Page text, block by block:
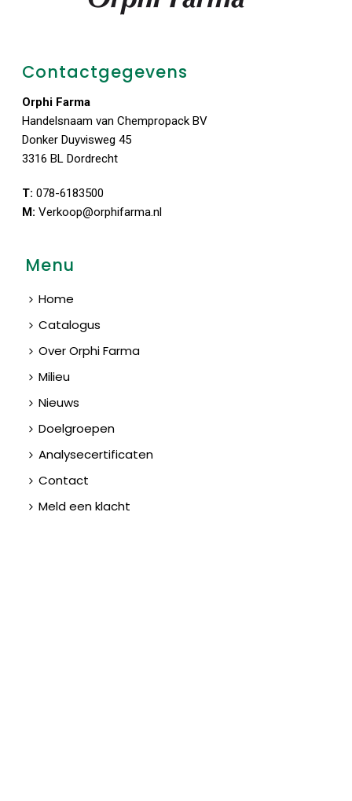
Contactgegevens
Orphi Farma
Handelsnaam van Chempropack BV
Donker Duyvisweg 45
3316 BL Dordrecht
T: 078-6183500
M: Verkoop@orphifarma.nl
Menu
Home
Catalogus
Over Orphi Farma
Milieu
Nieuws
Doelgroepen
Analysecertificaten
Contact
Meld een klacht